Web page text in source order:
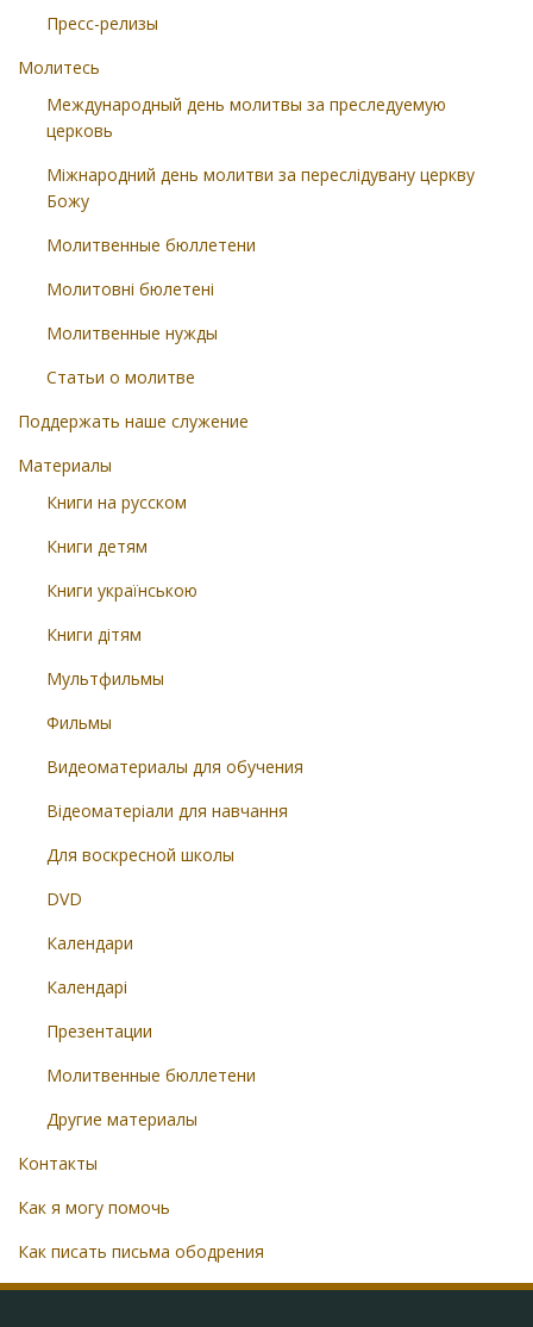
Пресс-релизы
Молитесь
Международный день молитвы за преследуемую
церковь
Міжнародний день молитви за переслідувану церкву
Божу
Молитвенные бюллетени
Молитовні бюлетені
Молитвенные нужды
Статьи о молитве
Поддержать наше служение
Материалы
Книги на русском
Книги детям
Книги українською
Книги дітям
Мультфильмы
Фильмы
Видеоматериалы для обучения
Відеоматеріали для навчання
Для воскресной школы
DVD
Календари
Календарі
Презентации
Молитвенные бюллетени
Другие материалы
Контакты
Как я могу помочь
Как писать письма ободрения